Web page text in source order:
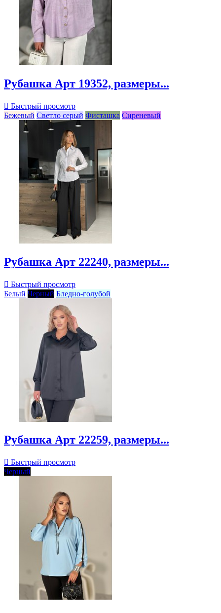
Рубашка Арт 19352, размеры...
 Быстрый просмотр
Бежевый Светло серый Фисташка Сиреневый
Рубашка Арт 22240, размеры...
 Быстрый просмотр
Белый Черный Бледно-голубой
Рубашка Арт 22259, размеры...
 Быстрый просмотр
Черный